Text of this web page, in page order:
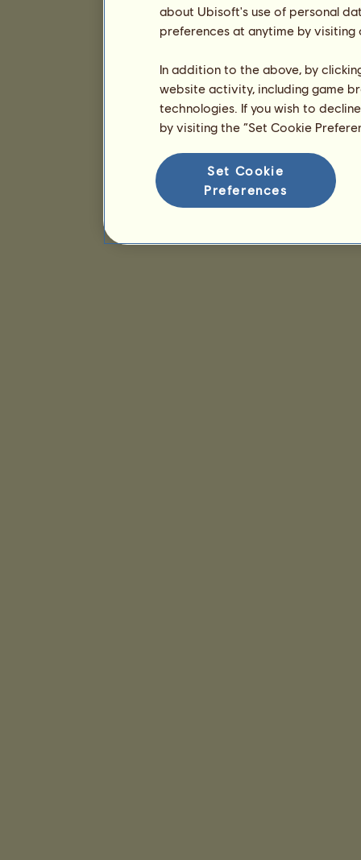
about Ubisoft's use of personal
preferences at anytime by
In addition to the above, by
website activity, including game
technologies. If you wish to
by visiting the “Set Cookie
Set Cookie
Preferences